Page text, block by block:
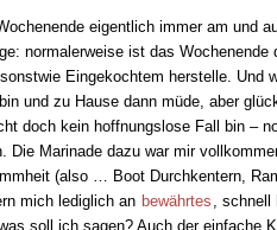
eigentlich immer am und
normalerweise ist das
Eingekochtem herstelle.
und zu Hause dann müde, aber
doch kein hoffnungslose Fall bin –
Die Marinade dazu war mir
(also … Boot Durchkentern,
mich lediglich an bewährtes , schnell
soll ich sagen? Auch der einfache